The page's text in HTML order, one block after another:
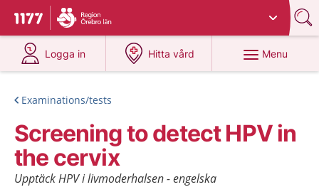
To start page for 1177
Du har valt region
Logga in
at 1177.se
Hitta vård
at 1177.se
Menu
Examinations/tests
Screening to detect HPV in
the cervix
Upptäck HPV i livmoderhalsen - engelska